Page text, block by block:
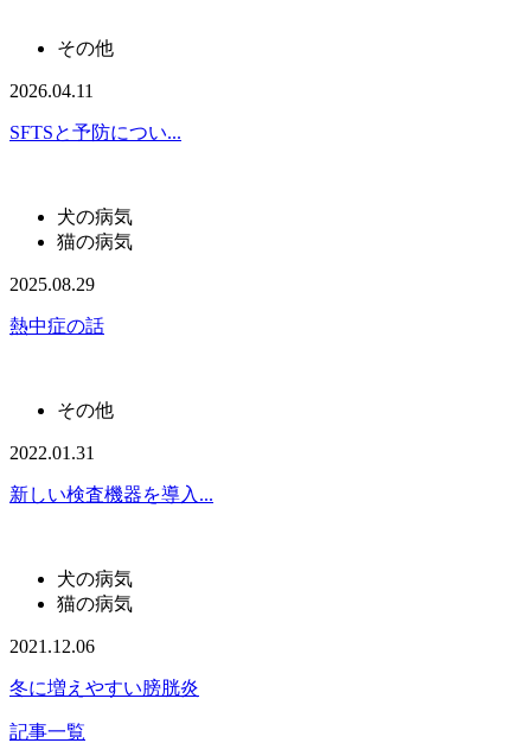
その他
2026.04.11
SFTSと予防につい...
犬の病気
猫の病気
2025.08.29
熱中症の話
その他
2022.01.31
新しい検査機器を導入...
犬の病気
猫の病気
2021.12.06
冬に増えやすい膀胱炎
記事一覧